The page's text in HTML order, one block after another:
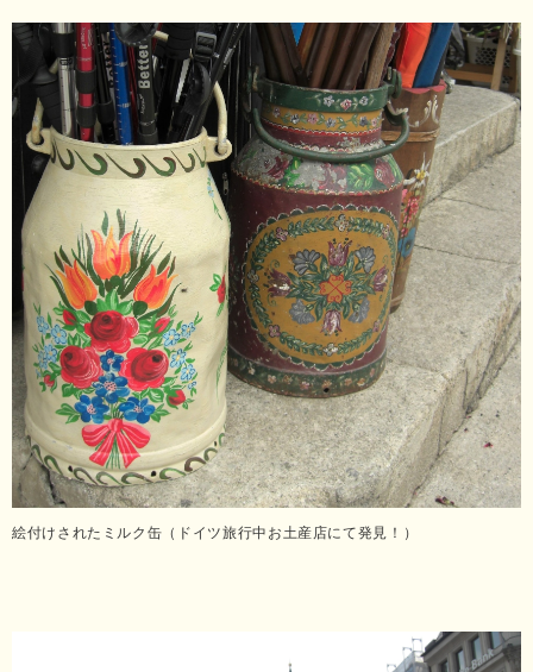
絵付けされたミルク缶（ドイツ旅行中お土産店にて発見！）